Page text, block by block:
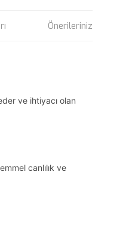
Önerileriniz
ve ihtiyacı olan
canlılık ve